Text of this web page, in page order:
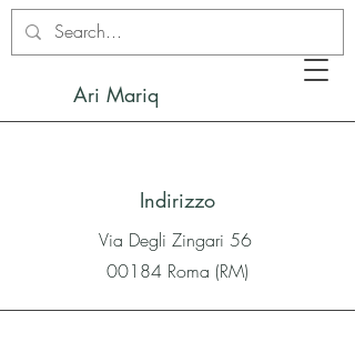
Ari Mariq
Indirizzo
Via Degli Zingari 56
00184 Roma (RM)